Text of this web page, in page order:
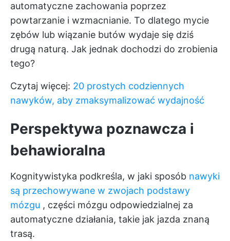
automatyczne zachowania poprzez
powtarzanie i wzmacnianie. To dlatego mycie
zębów lub wiązanie butów wydaje się dziś
drugą naturą. Jak jednak dochodzi do zrobienia
tego?
Czytaj więcej: 20 prostych codziennych
nawyków, aby zmaksymalizować wydajność
Perspektywa poznawcza i
behawioralna
Kognitywistyka podkreśla, w jaki sposób nawyki
są przechowywane w zwojach podstawy
mózgu , części mózgu odpowiedzialnej za
automatyczne działania, takie jak jazda znaną
trasą.